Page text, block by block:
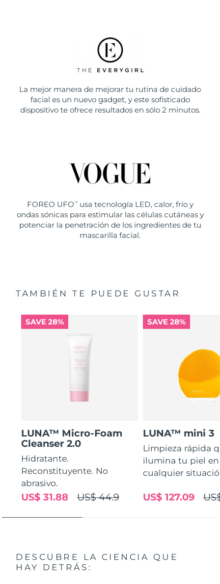
La mejor manera de mejorar tu rutina de cuidado
facial es un nuevo gadget, y este sofisticado
dispositivo te ofrece resultados en sólo 2 minutos.
FOREO UFO TMusa tecnología LED, calor, frío y
ondas sónicas para estimular las células cutáneas y
potenciar la penetración de los ingredientes de tu
mascarilla facial.
TAMBIÉN TE PUEDE GUSTAR
SAVE 28%
LUNA™ Micro-Foam
Cleanser 2.0
Hidratante.
Reconstituyente. No
abrasivo.
US$ 44.9
US$ 31.88
SAVE 28%
LUNA™ mini 3
Limpieza rápida
ilumina tu piel en
cualquier
US$ 127.09
DESCUBRE LA CIENCIA QUE
HAY DETRÁS: